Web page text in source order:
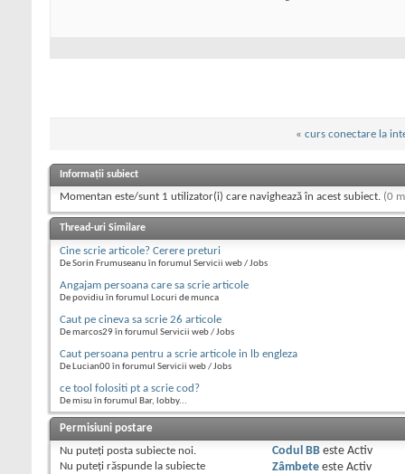
« curs conectare la
Informații subiect
Momentan este/sunt 1 utilizator(i) care navighează în acest subiect. (0
Thread-uri Similare
Cine scrie articole? Cerere preturi
De Sorin Frumuseanu în forumul Servicii web / Jobs
Angajam persoana care sa scrie articole
De povidiu în forumul Locuri de munca
Caut pe cineva sa scrie 26 articole
De marcos29 în forumul Servicii web / Jobs
Caut persoana pentru a scrie articole in lb engleza
De Lucian00 în forumul Servicii web / Jobs
ce tool folositi pt a scrie cod?
De misu în forumul Bar, lobby...
Permisiuni postare
Nu puteţi posta subiecte noi.
Nu puteţi răspunde la subiecte
Codul BBeste Activ
Zâmbeteeste Activ